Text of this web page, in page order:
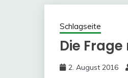
Schlagseite
Die
2. August 2016